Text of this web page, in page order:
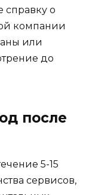
о
компании
или
до
после
5-15
сервисов,